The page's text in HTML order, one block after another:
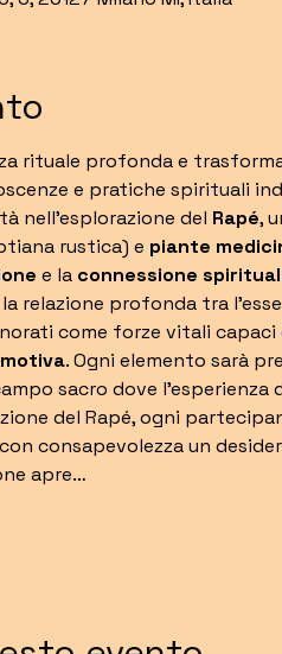
rituale profonda e
e pratiche spirituali
nell'esplorazione del Rapé,
rustica) e piante
e la connessione
relazione profonda tra
come forze vitali capaci
. Ogni elemento sarà
sacro dove
del Rapé, ogni
consapevolezza un
apre…